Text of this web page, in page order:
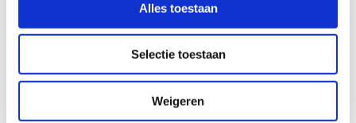
Alles toestaan
Selectie toestaan
Weigeren
ANGIOKAMER MÁXIMA MC
De verbouwde angiokamer is speciaal ingericht voor
het behandelen van bloedvaten. Omdat er onder zeer
steriele omstandigheden gewerkt moet worden, is de
ruimte bouwkundig vergelijkbaar met een